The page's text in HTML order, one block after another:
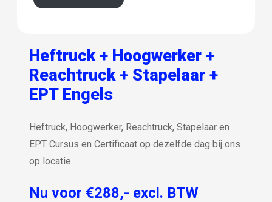
Heftruck + Hoogwerker +
Reachtruck + Stapelaar +
EPT Engels
Heftruck, Hoogwerker, Reachtruck, Stapelaar en
EPT Cursus en Certificaat op dezelfde dag bij ons
op locatie.
Nu voor €288,- excl. BTW